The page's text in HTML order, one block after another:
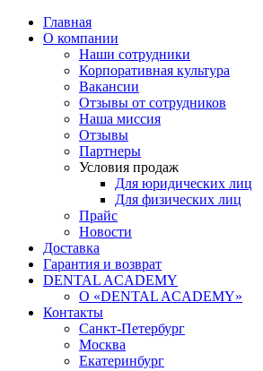
Главная
О компании
Наши сотрудники
Корпоративная культура
Вакансии
Отзывы от сотрудников
Наша миссия
Отзывы
Партнеры
Условия продаж
Для юридических лиц
Для физических лиц
Прайс
Новости
Доставка
Гарантия и возврат
DENTAL ACADEMY
О «DENTAL ACADEMY»
Контакты
Санкт-Петербург
Москва
Екатеринбург